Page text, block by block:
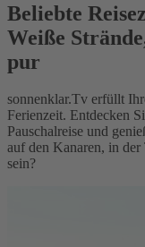
Beliebte
Weiße
pur
sonnenklar.Tv erfüllt
Ferienzeit. Entdecken
Pauschalreise und
auf den Kanaren, in
sein?